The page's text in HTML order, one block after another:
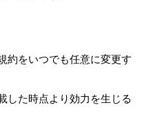
約をいつでも任意に変更す
した時点より効力を生じる